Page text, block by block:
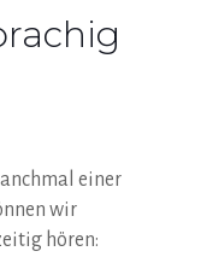
einer
wir
hören: